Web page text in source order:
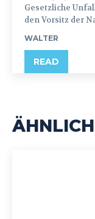
Gesetzliche
den Vorsitz der
WALTER
READ